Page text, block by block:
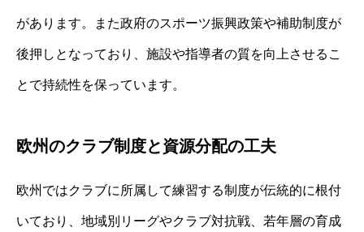
があります。また政府のスポーツ振興政策や補助制度が
後押しとなっており、施設や指導者の質を向上させるこ
とで持続性を保っています。
欧州のクラブ制度と資源分配の工夫
欧州ではクラブに所属して練習する制度が伝統的に根付
いており、地域別リーグやクラブ対抗戦、若年層の育成